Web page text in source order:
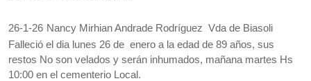
26-1-26 Nancy Mirhian Andrade Rodríguez Vda de Biasoli
Falleció el dia lunes 26 de enero a la edad de 89 años, sus
restos No son velados y serán inhumados, mañana martes Hs
10:00 en el cementerio Local.